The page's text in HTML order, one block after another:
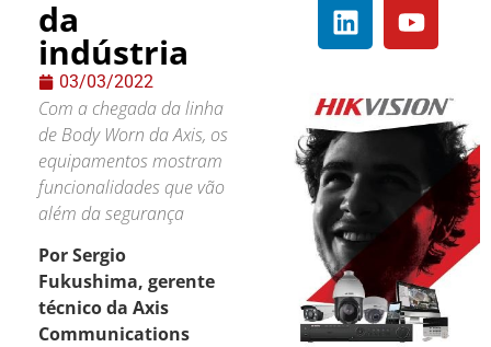
da
indústria
03/03/2022
Com a chegada da linha
de Body Worn da Axis, os
equipamentos mostram
funcionalidades que vão
além da segurança
Por Sergio
Fukushima, gerente
técnico da Axis
Communications